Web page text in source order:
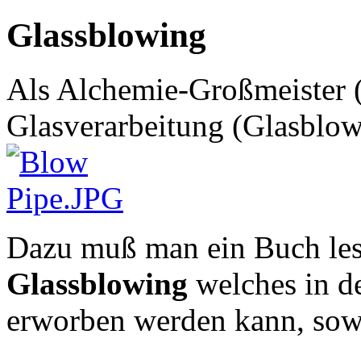
Glassblowing
Als Alchemie-
Glasverarbeitung
Dazu muß man ein Buch
Glassblowing welches in
erworben werden kann,